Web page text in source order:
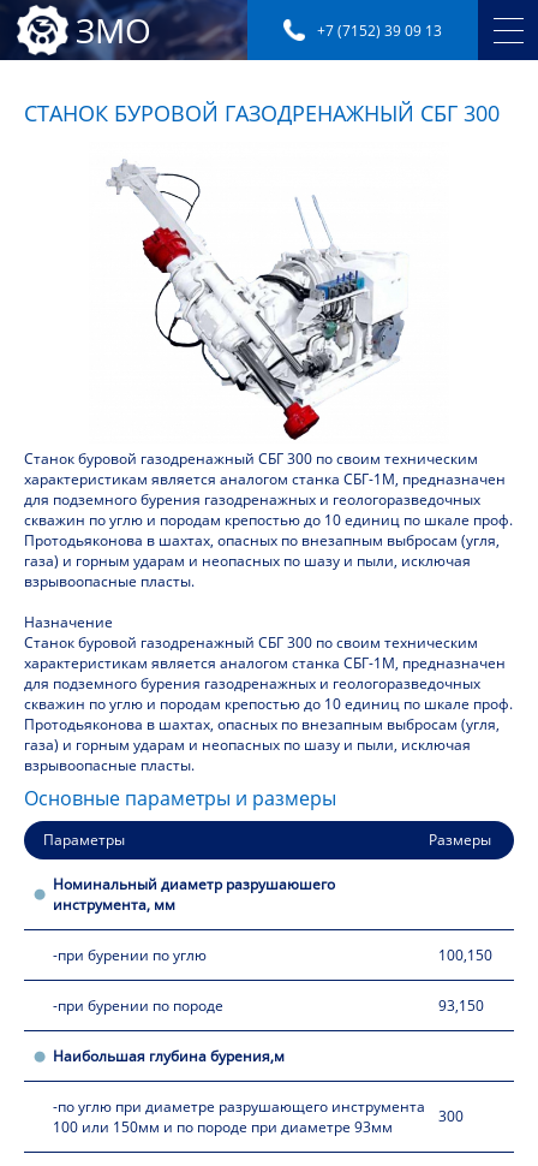
ЗМО +7 (7152) 39 09 13
СТАНОК БУРОВОЙ ГАЗОДРЕНАЖНЫЙ СБГ 300
Станок буровой газодренажный СБГ 300 по своим техническим
характеристикам является аналогом станка СБГ-1М, предназначен
для подземного бурения газодренажных и геологоразведочных
скважин по углю и породам крепостью до 10 единиц по шкале проф.
Протодьяконова в шахтах, опасных по внезапным выбросам (угля,
газа) и горным ударам и неопасных по шазу и пыли, исключая
взрывоопасные пласты.
Назначение
Станок буровой газодренажный СБГ 300 по своим техническим
характеристикам является аналогом станка СБГ-1М, предназначен
для подземного бурения газодренажных и геологоразведочных
скважин по углю и породам крепостью до 10 единиц по шкале проф.
Протодьяконова в шахтах, опасных по внезапным выбросам (угля,
газа) и горным ударам и неопасных по шазу и пыли, исключая
взрывоопасные пласты.
Основные параметры и размеры
Параметры Размеры
Номинальный диаметр разрушаюшего
инструмента, мм
-при бурении по углю 100,150
-при бурении по породе 93,150
Наибольшая глубина бурения,м
-по углю при диаметре разрушающего инструмента
100 или 150мм и по породе при диаметре 93мм
300